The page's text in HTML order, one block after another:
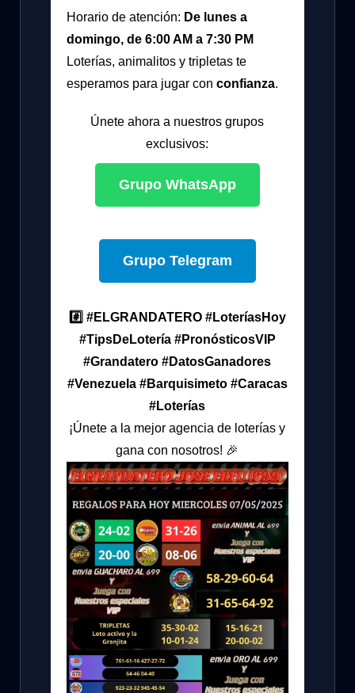
Horario de atención: De lunes a
domingo, de 6:00 AM a 7:30 PM
Loterías, animalitos y tripletas te
esperamos para jugar con confianza.
Únete ahora a nuestros grupos
exclusivos:
Grupo WhatsApp
Grupo Telegram
#️⃣ #ELGRANDATERO #LoteríasHoy
#TipsDeLotería #PronósticosVIP
#Grandatero #DatosGanadores
#Venezuela #Barquisimeto #Caracas
#Loterías
¡Únete a la mejor agencia de loterías y
gana con nosotros! 🎉